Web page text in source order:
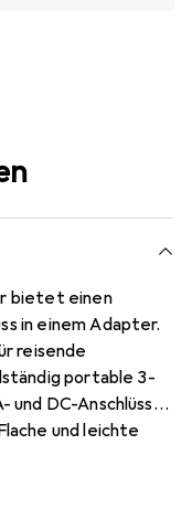
bietet einen
in einem Adapter.
reisende
portable 3-
und DC-Anschlüsse
und leichte
Laptop. Einfach